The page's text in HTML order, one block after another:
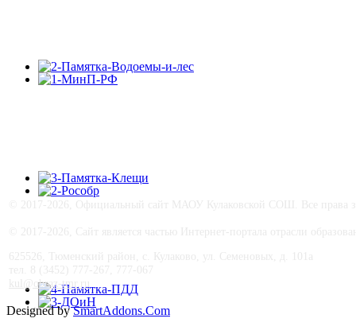
kul@obraz-tmr.ru
Designed bySmartAddons.Com